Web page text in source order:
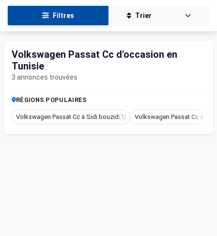
Filtres Trier
Volkswagen Passat Cc d'occasion en
Tunisie
3 annonces trouvées
RÉGIONS POPULAIRES
Volkswagen Passat Cc à Sidi bouzid (1) Volkswagen Passat Cc à